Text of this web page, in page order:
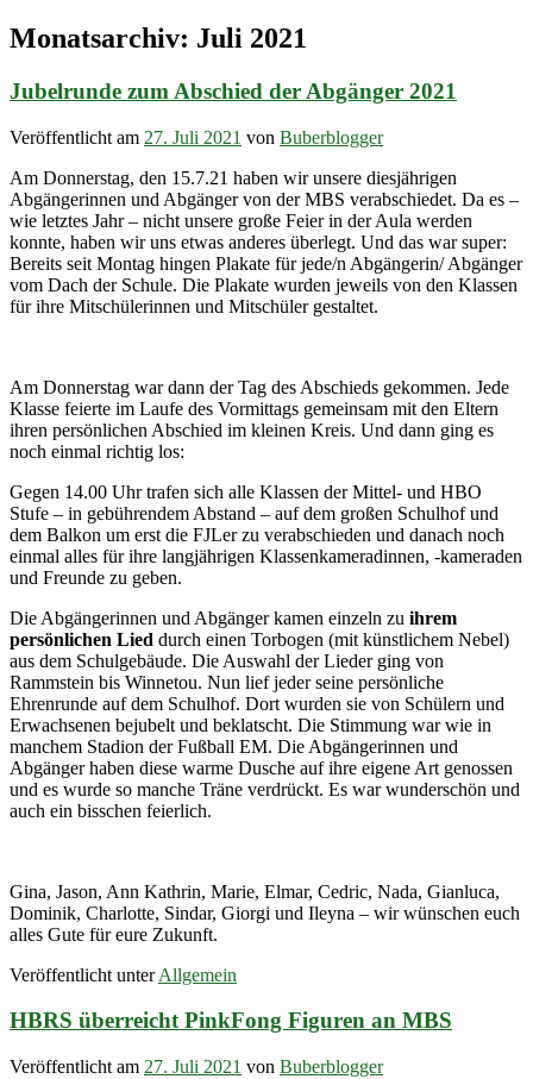
Monatsarchiv: Juli 2021
Jubelrunde zum Abschied der Abgänger 2021
Veröffentlicht am 27. Juli 2021 von Buberblogger
Am Donnerstag, den 15.7.21 haben wir unsere diesjährigen
Abgängerinnen und Abgänger von der MBS verabschiedet. Da es –
wie letztes Jahr – nicht unsere große Feier in der Aula werden
konnte, haben wir uns etwas anderes überlegt. Und das war super:
Bereits seit Montag hingen Plakate für jede/n Abgängerin/ Abgänger
vom Dach der Schule. Die Plakate wurden jeweils von den Klassen
für ihre Mitschülerinnen und Mitschüler gestaltet.
Am Donnerstag war dann der Tag des Abschieds gekommen. Jede
Klasse feierte im Laufe des Vormittags gemeinsam mit den Eltern
ihren persönlichen Abschied im kleinen Kreis. Und dann ging es
noch einmal richtig los:
Gegen 14.00 Uhr trafen sich alle Klassen der Mittel- und HBO
Stufe – in gebührendem Abstand – auf dem großen Schulhof und
dem Balkon um erst die FJLer zu verabschieden und danach noch
einmal alles für ihre langjährigen Klassenkameradinnen, -kameraden
und Freunde zu geben.
Die Abgängerinnen und Abgänger kamen einzeln zu ihrem
persönlichen Lied durch einen Torbogen (mit künstlichem Nebel)
aus dem Schulgebäude. Die Auswahl der Lieder ging von
Rammstein bis Winnetou. Nun lief jeder seine persönliche
Ehrenrunde auf dem Schulhof. Dort wurden sie von Schülern und
Erwachsenen bejubelt und beklatscht. Die Stimmung war wie in
manchem Stadion der Fußball EM. Die Abgängerinnen und
Abgänger haben diese warme Dusche auf ihre eigene Art genossen
und es wurde so manche Träne verdrückt. Es war wunderschön und
auch ein bisschen feierlich.
Gina, Jason, Ann Kathrin, Marie, Elmar, Cedric, Nada, Gianluca,
Dominik, Charlotte, Sindar, Giorgi und Ileyna – wir wünschen euch
alles Gute für eure Zukunft.
Veröffentlicht unter Allgemein
HBRS überreicht PinkFong Figuren an MBS
Veröffentlicht am 27. Juli 2021 von Buberblogger